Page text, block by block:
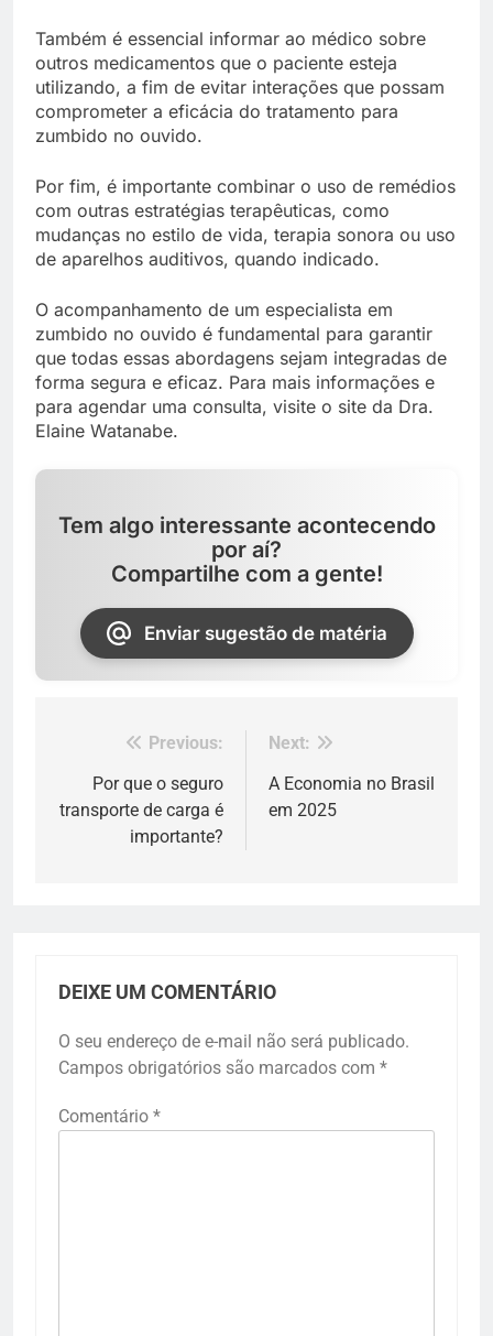
Também é essencial informar ao médico sobre
outros medicamentos que o paciente esteja
utilizando, a fim de evitar interações que possam
comprometer a eficácia do tratamento para
zumbido no ouvido.
Por fim, é importante combinar o uso de remédios
com outras estratégias terapêuticas, como
mudanças no estilo de vida, terapia sonora ou uso
de aparelhos auditivos, quando indicado.
O acompanhamento de um especialista em
zumbido no ouvido é fundamental para garantir
que todas essas abordagens sejam integradas de
forma segura e eficaz. Para mais informações e
para agendar uma consulta, visite o site da Dra.
Elaine Watanabe.
Tem algo interessante acontecendo
por aí?
Compartilhe com a gente!
Enviar sugestão de matéria
Navegação
Post
Previous:
Por que o seguro
transporte de carga é
importante?
Next:
A Economia no Brasil
em 2025
DEIXE UM COMENTÁRIO
O seu endereço de e-mail não será publicado.
Campos obrigatórios são marcados com *
Comentário *